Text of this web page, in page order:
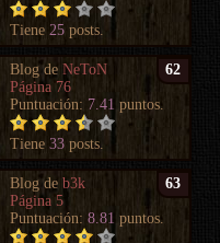
Tiene 25 posts.
62
Blog deNeToN
Página 76
Puntuación: 7.41 puntos.
Tiene33 posts.
63
Blog deb3k
Página 5
Puntuación:8.81 puntos.